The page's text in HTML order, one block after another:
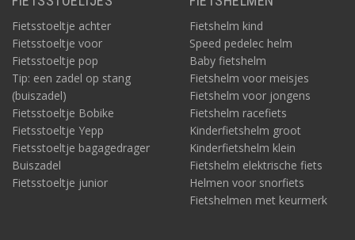
Fietsstoeltje achter
Fietsstoeltje voor
Fietsstoeltje pop
Tip: een zadel op stang
(buiszadel)
Fietsstoeltje Bobike
Fietsstoeltje Yepp
Fietsstoeltje bagagedrager
Buiszadel
Fietsstoeltje junior
Fietshelm kind
Speed pedelec helm
Baby fietshelm
Fietshelm voor meisjes
Fietshelm voor jongens
Fietshelm racefiets
Kinderfietshelm groot
Kinderfietshelm klein
Fietshelm elektrische fiets
Helmen voor snorfiets
Fietshelmen met keurmerk